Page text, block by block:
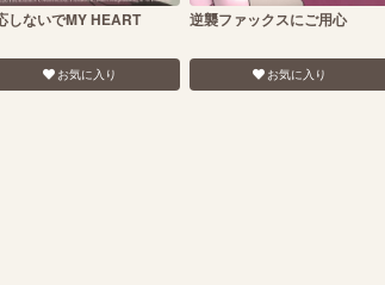
しないでMY HEART
お気に入り
逆襲ファックスにご用心
お気に入り